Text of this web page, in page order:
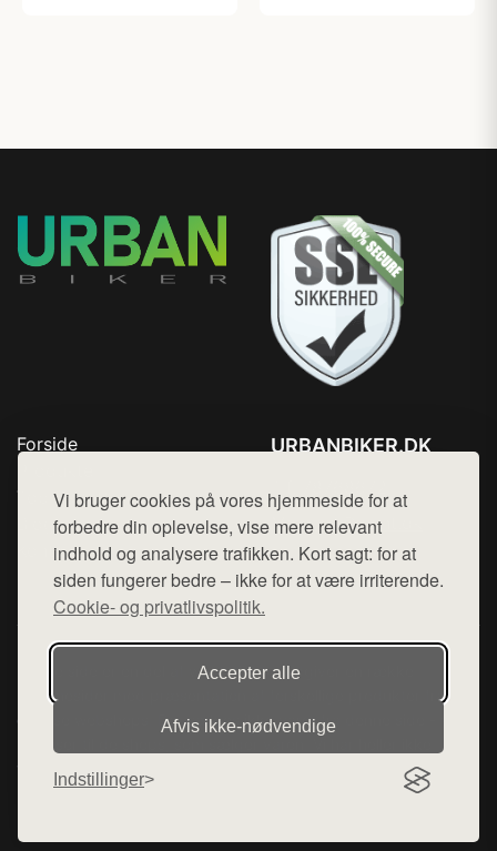
Vi bruger cookies på vores hjemmeside for at
forbedre din oplevelse, vise mere relevant
indhold og analysere trafikken. Kort sagt: for at
siden fungerer bedre – ikke for at være irriterende.
Cookie- og privatlivspolitik.
Accepter alle
Afvis ikke‑nødvendige
Indstillinger
Forside
Top Rabatter
Blog
Kontakt
URBANBIKER.DK
Mail: hej@want.dk
Cookie- og privatlivspolitik
Denne side er en del af want.dk, der udgiver en række
hjemmesider med præsentation af forskellige produkter fra
diverse webshops. Der sælges ikke varer fra denne side - vi
varerne på lager.